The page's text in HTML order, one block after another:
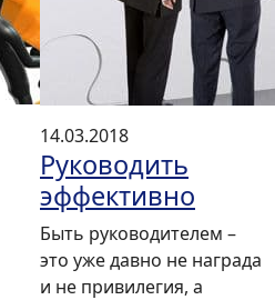
14.03.2018
Руководить
эффективно
Быть руководителем –
это уже давно не награда
и не привилегия, а